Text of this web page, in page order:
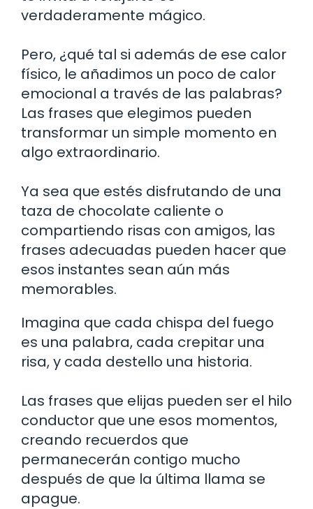
verdaderamente mágico.
Pero, ¿qué tal si además de ese calor
físico, le añadimos un poco de calor
emocional a través de las palabras?
Las frases que elegimos pueden
transformar un simple momento en
algo extraordinario.
Ya sea que estés disfrutando de una
taza de chocolate caliente o
compartiendo risas con amigos, las
frases adecuadas pueden hacer que
esos instantes sean aún más
memorables.
Imagina que cada chispa del fuego
es una palabra, cada crepitar una
risa, y cada destello una historia.
Las frases que elijas pueden ser el hilo
conductor que une esos momentos,
creando recuerdos que
permanecerán contigo mucho
después de que la última llama se
apague.